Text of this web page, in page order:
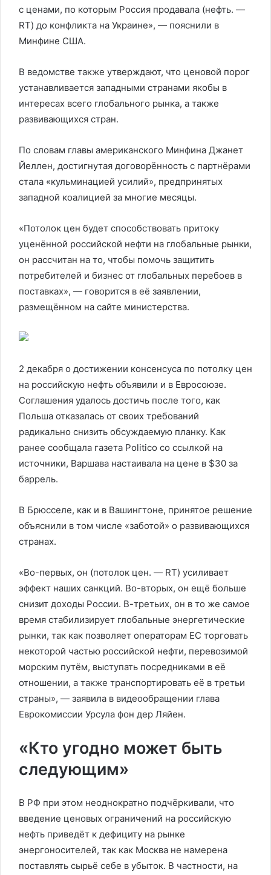
с ценами, по которым Россия продавала (нефть. —
RT) до конфликта на Украине», — пояснили в
Минфине США.
В ведомстве также утверждают, что ценовой порог
устанавливается западными странами якобы в
интересах всего глобального рынка, а также
развивающихся стран.
По словам главы американского Минфина Джанет
Йеллен, достигнутая договорённость с партнёрами
стала «кульминацией усилий», предпринятых
западной коалицией за многие месяцы.
«Потолок цен будет способствовать притоку
уценённой российской нефти на глобальные рынки,
он рассчитан на то, чтобы помочь защитить
потребителей и бизнес от глобальных перебоев в
поставках», — говорится в её заявлении,
размещённом на сайте министерства.
2 декабря о достижении консенсуса по потолку цен
на российскую нефть объявили и в Евросоюзе.
Соглашения удалось достичь после того, как
Польша отказалась от своих требований
радикально снизить обсуждаемую планку. Как
ранее сообщала газета Politico со ссылкой на
источники, Варшава настаивала на цене в $30 за
баррель.
В Брюсселе, как и в Вашингтоне, принятое решение
объяснили в том числе «заботой» о развивающихся
странах.
«Во-первых, он (потолок цен. — RT) усиливает
эффект наших санкций. Во-вторых, он ещё больше
снизит доходы России. В-третьих, он в то же самое
время стабилизирует глобальные энергетические
рынки, так как позволяет операторам ЕС торговать
некоторой частью российской нефти, перевозимой
морским путём, выступать посредниками в её
отношении, а также транспортировать её в третьи
страны», — заявила в видеообращении глава
Еврокомиссии Урсула фон дер Ляйен.
«Кто угодно может быть
следующим»
В РФ при этом неоднократно подчёркивали, что
введение ценовых ограничений на российскую
нефть приведёт к дефициту на рынке
энергоносителей, так как Москва не намерена
поставлять сырьё себе в убыток. В частности, на